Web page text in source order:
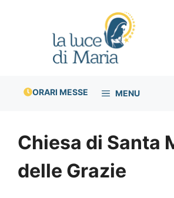
ORARI MESSE MENU
Chiesa di Santa
delle Grazie